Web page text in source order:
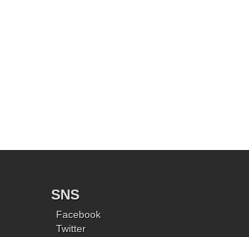
SNS
Facebook
Twitter